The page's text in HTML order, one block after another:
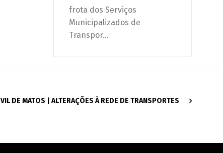
frota dos Serviços
Municipalizados de
Transpor...
VIL DE MATOS | ALTERAÇÕES À REDE DE TRANSPORTES